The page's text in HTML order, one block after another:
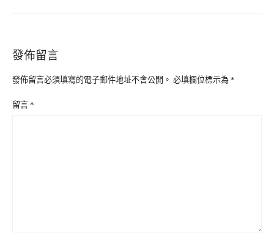
發佈留言
發佈留言必須填寫的電子郵件地址不會公開。 必填欄位標示為 *
留言 *